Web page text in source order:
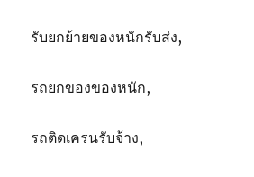
รับยกย้ายของหนักรับส่ง,
รถยกของของหนัก,
รถติดเครนรับจ้าง,